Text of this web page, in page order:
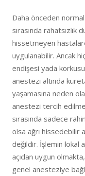
Daha önceden
sırasında rahatsızlık
hissetmeyen
uygulanabilir. Ancak
endişesi yada
anestezi altında
yaşamasına neden
anestezi tercih
sırasında sadece
olsa ağrı hissedebilir
değildir. İşlemin lokal
açıdan uygun
genel anesteziye